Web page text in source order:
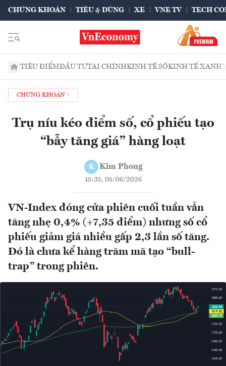
CHỨNG KHOÁN TIÊU & DÙNG XE VNE TV TECH
TIÊU ĐIỂMĐẦU TƯTÀI CHÍNHKINH TẾ SỐKINH TẾ XANH
CHỨNG KHOÁN
Trụ níu kéo điểm số, cổ phiếu tạo
“bẫy tăng giá” hàng loạt
K Kim Phong
15:35, 05/06/2026
VN-Index đóng cửa phiên cuối tuần vẫn
tăng nhẹ 0,4% (+7,35 điểm) nhưng số cổ
phiếu giảm giá nhiều gấp 2,3 lần số tăng.
Đó là chưa kể hàng trăm mã tạo “bull-
trap” trong phiên.